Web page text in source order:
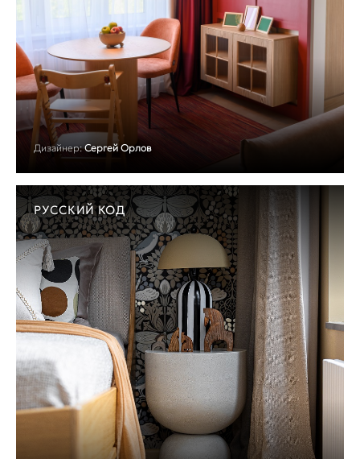
Дизайнер: Сергей Орлов
РУССКИЙ КОД